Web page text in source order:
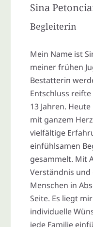
Sina
Begleiterin
Mein Name ist
meiner frühen
Bestatterin
Entschluss
13 Jahren.
mit ganzem
vielfältige
einfühlsamen
gesammelt. Mit
Verständnis
Menschen in
Seite. Es liegt
individuelle
jede Familie